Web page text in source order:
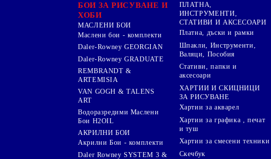
БОИ ЗА РИСУВАНЕ И
ХОБИ
МАСЛЕНИ БОИ
Маслени бои - комплекти
Daler-Rowney GEORGIAN
Daler-Rowney GRADUATE
REMBRANDT &
ARTEMISIA
VAN GOGH & TALENS
ART
Водоразредими Маслени
Бои H2OIL
АКРИЛНИ БОИ
Акрилни Бои - комплекти
Daler Rowney SYSTEM 3 &
ПЛАТНА,
ИНСТРУМЕНТИ,
СТАТИВИ И АКСЕСОАРИ
Платна, дъски и рамки
Шпакли, Инструменти,
Валяци, Пособия
Стативи, папки и
аксесоари
ХАРТИИ И СКИЦНИЦИ
ЗА РИСУВАНЕ
Хартии за акварел
Хартии за графика , печат
и туш
Хартии за смесени техники
Скечбук